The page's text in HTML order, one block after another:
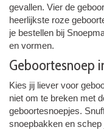
gevallen. Vier de
heerlijkste roze
je bestellen bij
en vormen.
Geboortesnoep
Kies jij liever voor
niet om te breken met
geboortesnoepjes.
snoepbakken en